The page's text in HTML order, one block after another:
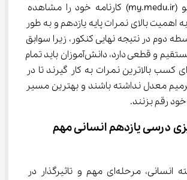
سایت مای مدیو (my.medu.ir) کارنامه خود را مشاهده
اهمیت بالای نمرات پایه یازدهم و به طور
دوم در نتیجه نهایی کنکور، زیرا سوابق
تحصیلی تاثیر مستقیم و قطعی دارد، دانش‌آموزان باید تمام
کسب بالاترین نمرات به کار گیرند تا در
معدل نداشته باشند و بهترین مسیر
رقم بزنند.
برنامه ‌ریزی درسی یازدهم انسانی مهم
پایه یازدهم رشته انسانی، مرحله‌ای مهم و تاثیرگذار در